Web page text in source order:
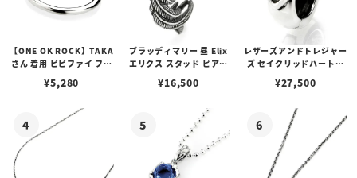
【ONE OK ROCK】TAKA
さん 着用 ビビファイ フー
¥5,280
ブラッディマリー 昼 Elix
エリクス スタッド ピアス
¥16,500
レザーズアンドトレジャー
ズ セイクリッドハートピ
¥27,500